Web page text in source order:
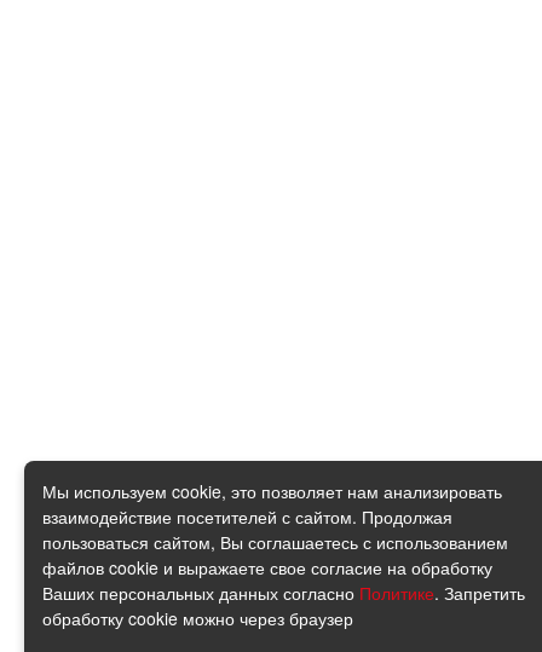
Мы используем cookie, это позволяет нам анализировать
взаимодействие посетителей с сайтом. Продолжая
пользоваться сайтом, Вы соглашаетесь с использованием
файлов cookie и выражаете свое согласие на обработку
Ваших персональных данных согласно Политике. Запретить
обработку cookie можно через браузер